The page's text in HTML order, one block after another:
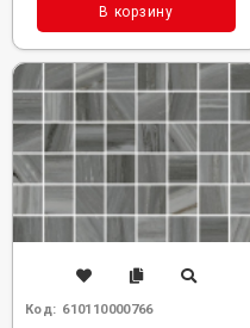
В корзину
Код: 610110000766